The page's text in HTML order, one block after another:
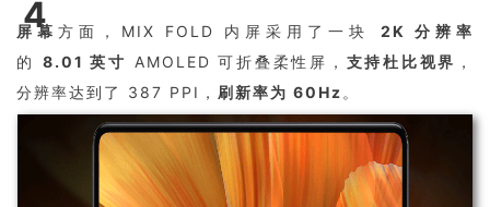
4
屏幕方面，MIX FOLD 内屏采用了一块 2K 分辨率
的 8.01 英寸 AMOLED 可折叠柔性屏， 支持杜比视界 ，
分辨率达到了 387 PPI， 刷新率为 60Hz 。